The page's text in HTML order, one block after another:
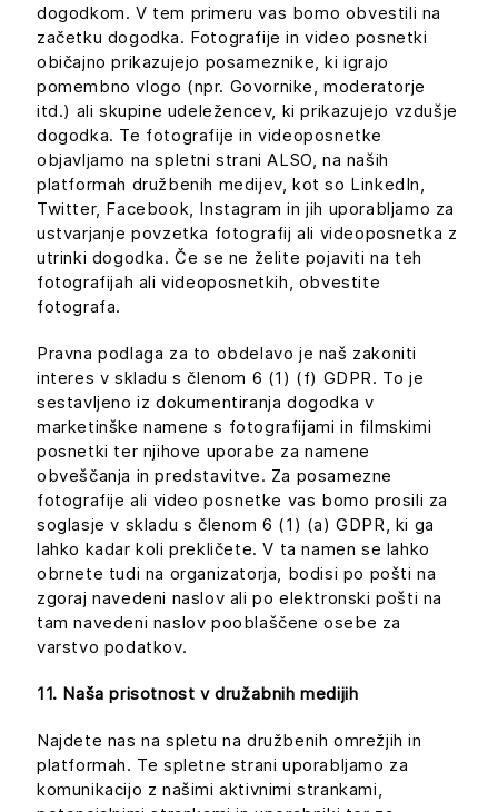
dogodkom. V tem primeru vas bomo obvestili na
začetku dogodka. Fotografije in video posnetki
običajno prikazujejo posameznike, ki igrajo
pomembno vlogo (npr. Govornike, moderatorje
itd.) ali skupine udeležencev, ki prikazujejo vzdušje
dogodka. Te fotografije in videoposnetke
objavljamo na spletni strani ALSO, na naših
platformah družbenih medijev, kot so LinkedIn,
Twitter, Facebook, Instagram in jih uporabljamo za
ustvarjanje povzetka fotografij ali videoposnetka z
utrinki dogodka. Če se ne želite pojaviti na teh
fotografijah ali videoposnetkih, obvestite
fotografa.
Pravna podlaga za to obdelavo je naš zakoniti
interes v skladu s členom 6 (1) (f) GDPR. To je
sestavljeno iz dokumentiranja dogodka v
marketinške namene s fotografijami in filmskimi
posnetki ter njihove uporabe za namene
obveščanja in predstavitve. Za posamezne
fotografije ali video posnetke vas bomo prosili za
soglasje v skladu s členom 6 (1) (a) GDPR, ki ga
lahko kadar koli prekličete. V ta namen se lahko
obrnete tudi na organizatorja, bodisi po pošti na
zgoraj navedeni naslov ali po elektronski pošti na
tam navedeni naslov pooblaščene osebe za
varstvo podatkov.
11. Naša prisotnost v družabnih medijih
Najdete nas na spletu na družbenih omrežjih in
platformah. Te spletne strani uporabljamo za
komunikacijo z našimi aktivnimi strankami,